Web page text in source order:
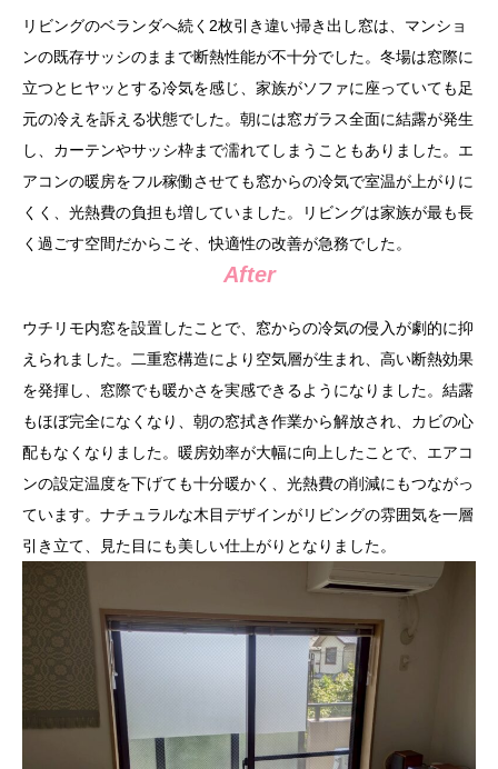
リビングのベランダへ続く2枚引き違い掃き出し窓は、マンショ
ンの既存サッシのままで断熱性能が不十分でした。冬場は窓際に
立つとヒヤッとする冷気を感じ、家族がソファに座っていても足
元の冷えを訴える状態でした。朝には窓ガラス全面に結露が発生
し、カーテンやサッシ枠まで濡れてしまうこともありました。エ
アコンの暖房をフル稼働させても窓からの冷気で室温が上がりに
くく、光熱費の負担も増していました。リビングは家族が最も長
く過ごす空間だからこそ、快適性の改善が急務でした。
After
ウチリモ内窓を設置したことで、窓からの冷気の侵入が劇的に抑
えられました。二重窓構造により空気層が生まれ、高い断熱効果
を発揮し、窓際でも暖かさを実感できるようになりました。結露
もほぼ完全になくなり、朝の窓拭き作業から解放され、カビの心
配もなくなりました。暖房効率が大幅に向上したことで、エアコ
ンの設定温度を下げても十分暖かく、光熱費の削減にもつながっ
ています。ナチュラルな木目デザインがリビングの雰囲気を一層
引き立て、見た目にも美しい仕上がりとなりました。